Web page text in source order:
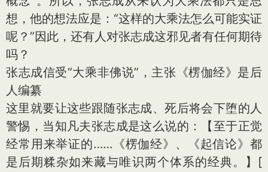
想，他的想法应是：“这样的大乘法怎么可能实证
呢？”因此，还有人对张志成这邪见者有任何期待
吗？
张志成信受“大乘非佛说”，主张《楞伽经》是后
人编纂
这里就要让这些跟随张志成、死后将会下堕的人
警惕，当知凡夫张志成是这么说的：【至于正觉
经常用来举证的……《楞伽经》、《起信论》都
是后期糅杂如来藏与唯识两个体系的经典。】 [